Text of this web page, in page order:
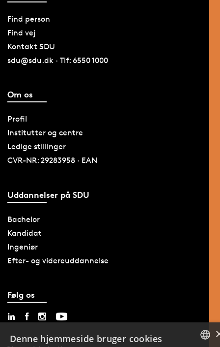
Find person
Find vej
Kontakt SDU
sdu@sdu.dk · Tlf: 6550 1000
Om os
Profil
Institutter og centre
Ledige stillinger
CVR-NR: 29283958 · EAN
Uddannelser på SDU
Bachelor
Kandidat
Ingeniør
Efter- og videreuddannelse
Følg os
Denne hjemmeside bruger cookies